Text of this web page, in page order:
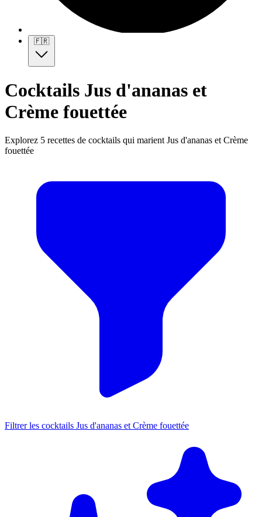
🇫🇷
Cocktails Jus d'ananas et
Crème fouettée
Explorez 5 recettes de cocktails qui marient Jus d'ananas et Crème
fouettée
Filtrer les cocktails Jus d'ananas et Crème fouettée